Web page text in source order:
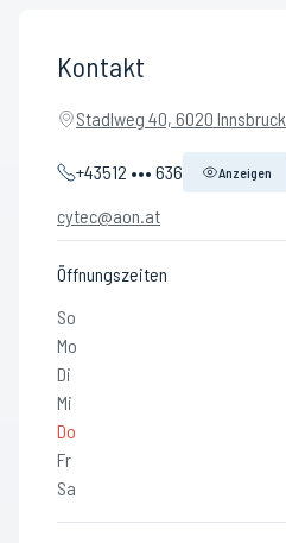
Kontakt
Stadlweg 40, 6020 Innsbruck
+43512 ••• 636 Anzeigen
cytec@aon.at
Öffnungszeiten
So
Mo
Di
Mi
Do
Fr
Sa